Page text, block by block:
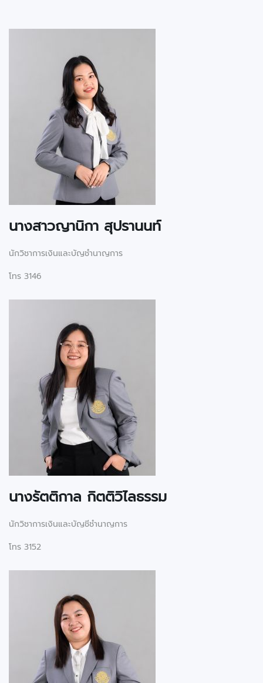
นางสาวญานิกา สุปรานนท์
นักวิชาการเงินและบัญชำนาญการ
โทร 3146
นางรัตติกาล กิตติวิไลธรรม
นักวิชาการเงินและบัญชีชำนาญการ
โทร 3152